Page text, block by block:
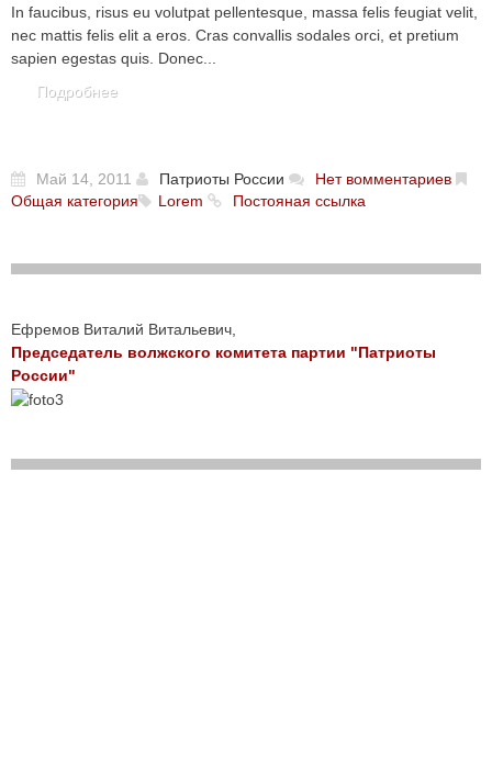
In faucibus, risus eu volutpat pellentesque, massa felis feugiat velit,
nec mattis felis elit a eros. Cras convallis sodales orci, et pretium
sapien egestas quis. Donec...
Подробнее
Май 14, 2011 Патриоты России
Нет вомментариев
Общая категория
Lorem Постояная ссылка
Ефремов Виталий Витальевич,
Председатель волжского комитета партии "Патриоты
России"